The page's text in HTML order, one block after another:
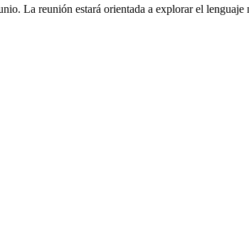
La reunión estará orientada a explorar el